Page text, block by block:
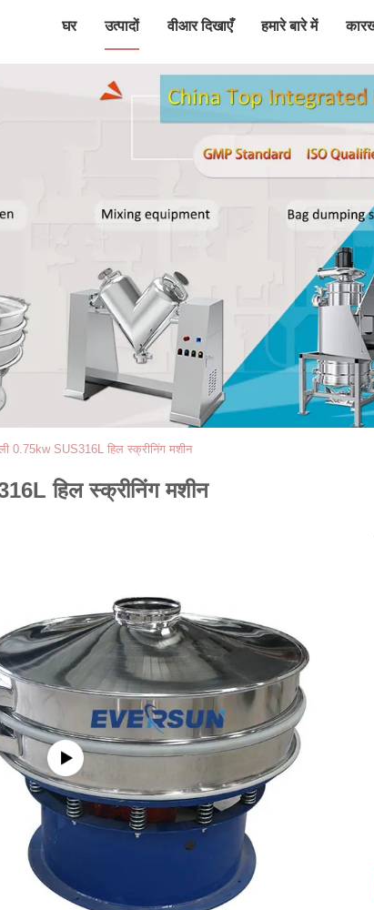
घर उत्पादों वीआर दिखाएँ हमारे बारे में
0.75kw SUS316L हिल स्क्रीनिंग मशीन
हिल स्क्रीनिंग मशीन